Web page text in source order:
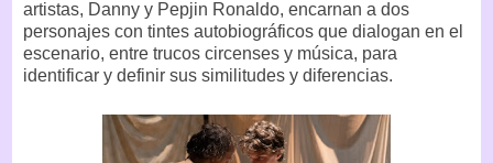
artistas, Danny y Pepjin Ronaldo, encarnan a dos
personajes con tintes autobiográficos que dialogan en el
escenario, entre trucos circenses y música, para
identificar y definir sus similitudes y diferencias.